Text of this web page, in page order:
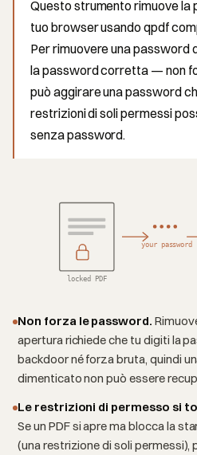
Questo strumento rimuove la
tuo browser usando qpdf
Per rimuovere una password
la password corretta — non
può aggirare una password
restrizioni di soli permessi
senza password.
locked PDF
your password
Non forza le password.
apertura richiede che tu digiti la
backdoor né forza bruta, quindi
dimenticato non può essere
Le restrizioni di permesso si
Se un PDF si apre ma blocca la
(una restrizione di soli permessi),